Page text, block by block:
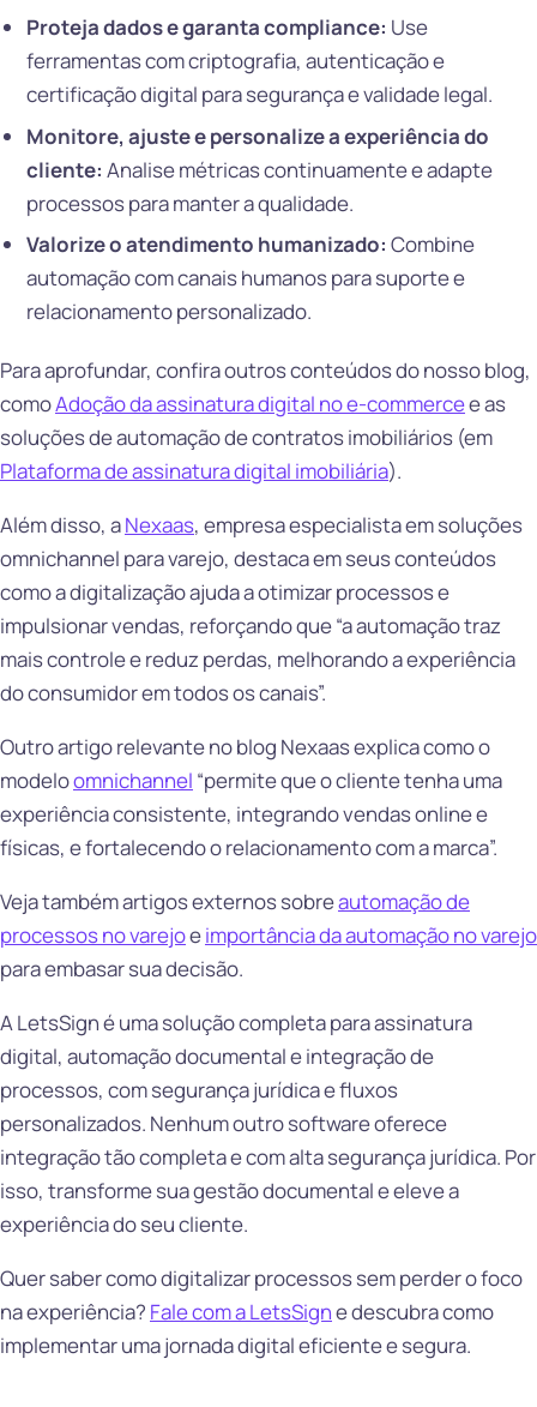
Proteja dados e garanta compliance: Use
ferramentas com criptografia, autenticação e
certificação digital para segurança e validade legal.
Monitore, ajuste e personalize a experiência do
cliente: Analise métricas continuamente e adapte
processos para manter a qualidade.
Valorize o atendimento humanizado: Combine
automação com canais humanos para suporte e
relacionamento personalizado.
Para aprofundar, confira outros conteúdos do nosso blog,
comoAdoção da assinatura digital no e-commercee as
soluções de automação de contratos imobiliários (em
Plataforma de assinatura digital imobiliária).
Além disso, aNexaas, empresa especialista em soluções
omnichannel para varejo, destaca em seus conteúdos
como a digitalização ajuda a otimizar processos e
impulsionar vendas, reforçando que “a automação traz
mais controle e reduz perdas, melhorando a experiência
do consumidor em todos os canais”.
Outro artigo relevante no blog Nexaas explica como o
modeloomnichannel “permite que o cliente tenha uma
experiência consistente, integrando vendas online e
físicas, e fortalecendo o relacionamento com a marca”.
Veja também artigos externos sobreautomação de
processos no varejoeimportância da automação no varejo
para embasar sua decisão.
A LetsSign é uma solução completa para assinatura
digital, automação documental e integração de
processos, com segurança jurídica e fluxos
personalizados. Nenhum outro software oferece
integração tão completa e com alta segurança jurídica. Por
isso, transforme sua gestão documental e eleve a
experiência do seu cliente.
Quer saber como digitalizar processos sem perder o foco
na experiência? Fale com a LetsSigne descubra como
implementar uma jornada digital eficiente e segura.